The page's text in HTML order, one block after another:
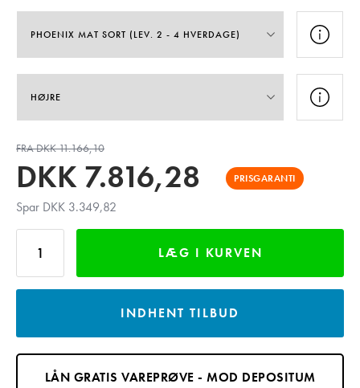
FRA DKK 11.166,10
DKK 7.816,28
Spar DKK 3.349,82
PRISGARANTI
LÆG I KURVEN
INDHENT TILBUD
LÅN GRATIS VAREPRØVE - MOD DEPOSITUM